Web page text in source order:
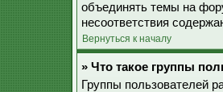
объединять темы на
несоответствия
Вернуться к началу
» Что такое группы
Группы пользователей